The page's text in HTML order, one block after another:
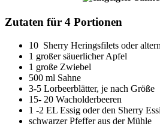
Zutaten für 4 Portionen
10 Sherry Heringsfilets oder
1 großer säuerlicher Apfel
1 große Zwiebel
500 ml Sahne
3-5 Lorbeerblätter, je nach Größe
15- 20 Wacholderbeeren
1 -2 EL Essig oder den Sherry
schwarzer Pfeffer aus der Mühle